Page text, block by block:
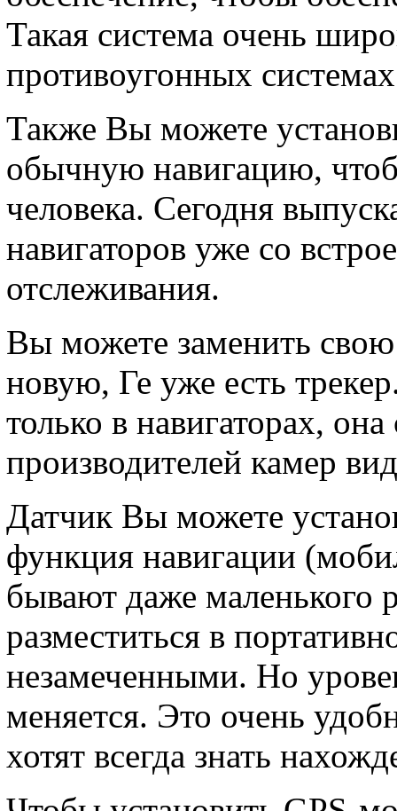
Такая система очень
противоугонных
Также Вы можете
обычную навигацию,
человека. Сегодня
навигаторов уже со
отслеживания.
Вы можете заменить свою
новую, Ге уже есть
только в навигаторах,
производителей камер
Датчик Вы можете
функция навигации
бывают даже маленького
разместиться в
незамеченными. Но
меняется. Это очень
хотят всегда знать